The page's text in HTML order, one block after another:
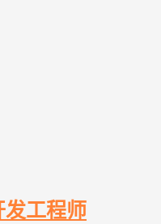
发工程师